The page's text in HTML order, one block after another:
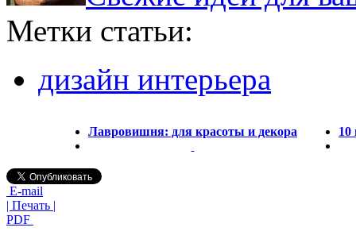
Метки статьи:
дизайн интерьера
Лавровишня: для красоты и декора 10
E-mail
| Печать |
PDF